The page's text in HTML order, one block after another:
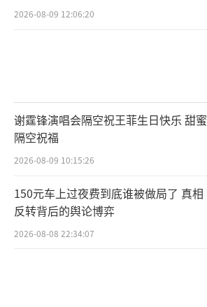
2026-08-09 12:06:20
谢霆锋演唱会隔空祝王菲生日快乐 甜蜜
隔空祝福
2026-08-09 10:15:26
150元车上过夜费到底谁被做局了 真相
反转背后的舆论博弈
2026-08-08 22:34:07